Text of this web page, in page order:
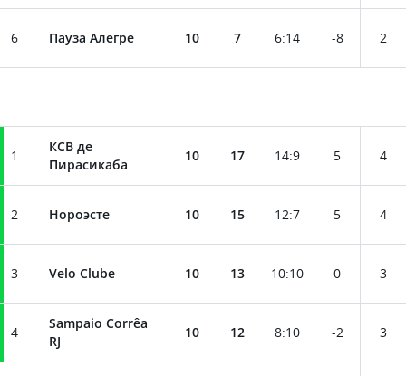
6 Пауза Алегре 10 7 6:14 -8 2
1
КСВ де
Пирасикаба
10 17 14:9 5 4
2 Нороэсте 10 15 12:7 5 4
3 Velo Clube 10 13 10:10 0 3
4
Sampaio Corrêa
RJ
10 12 8:10 -2 3